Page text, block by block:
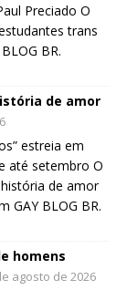
Preciado O
trans
BR.
de amor
estreia em
até setembro O
de amor
GAY BLOG BR.
homens
agosto de 2026